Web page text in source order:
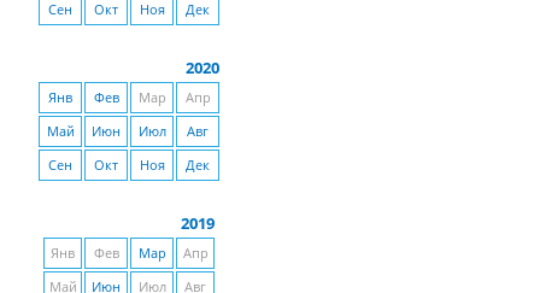
Сен
Окт Ноя Дек
2020
Янв Фев Мар
Апр
Май
Июн Июл
Авг
Сен
Окт Ноя Дек
2019
Янв Фев Мар
Апр
Май
Июн Июл Авг